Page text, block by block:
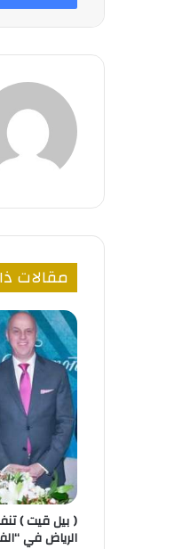
مقالات
( بيل قيت )
الرياض في